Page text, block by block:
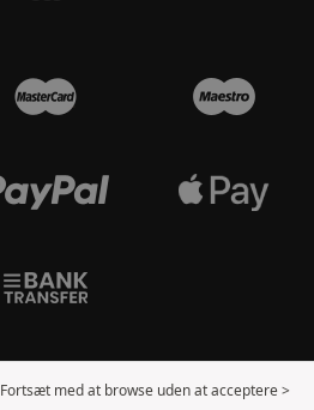
Fortsæt med at browse uden at acceptere >